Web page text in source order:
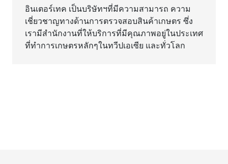
อินเตอร์เทค เป็นบริษัทฯที่มีความสามารถ ความ
เชี่ยวชาญทางด้านการตรวจสอบสินค้าเกษตร ซึ่ง
เรามีสำนักงานที่ให้บริการที่มีคุณภาพอยู่ในประเทศ
ที่ทำการเกษตรหลักๆในทวีปเอเซีย และทั่วโลก